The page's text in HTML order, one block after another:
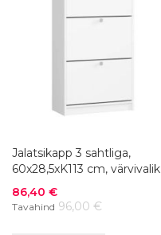
Jalatsikapp 3 sahtliga,
60x28,5xK113 cm, värvivalik
Soodushind
86,40 €
Tavahind 96,00 €